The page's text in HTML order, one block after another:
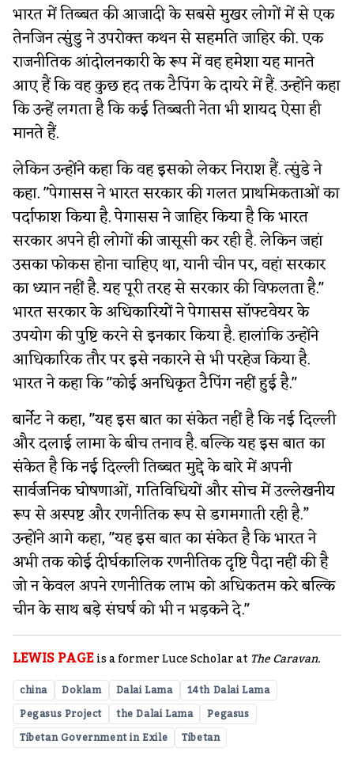
भारत में तिब्बत की आजादी के सबसे मुखर लोगों में से एक
तेनजिन त्सुंडु ने उपरोक्त कथन से सहमति जाहिर की. एक
राजनीतिक आंदोलनकारी के रूप में वह हमेशा यह मानते
आए हैं कि वह कुछ हद तक टैपिंग के दायरे में हैं. उन्होंने कहा
कि उन्हें लगता है कि कई तिब्बती नेता भी शायद ऐसा ही
मानते हैं.
लेकिन उन्होंने कहा कि वह इसको लेकर निराश हैं. त्सुंडे ने
कहा. "पेगासस ने भारत सरकार की गलत प्राथमिकताओं का
पर्दाफाश किया है. पेगासस ने जाहिर किया है कि भारत
सरकार अपने ही लोगों की जासूसी कर रही है. लेकिन जहां
उसका फोकस होना चाहिए था, यानी चीन पर, वहां सरकार
का ध्यान नहीं है. यह पूरी तरह से सरकार की विफलता है."
भारत सरकार के अधिकारियों ने पेगासस सॉफ्टवेयर के
उपयोग की पुष्टि करने से इनकार किया है. हालांकि उन्होंने
आधिकारिक तौर पर इसे नकारने से भी परहेज किया है.
भारत ने कहा कि "कोई अनधिकृत टैपिंग नहीं हुई है."
बार्नेट ने कहा, "यह इस बात का संकेत नहीं है कि नई दिल्ली
और दलाई लामा के बीच तनाव है. बल्कि यह इस बात का
संकेत है कि नई दिल्ली तिब्बत मुद्दे के बारे में अपनी
सार्वजनिक घोषणाओं, गतिविधियों और सोच में उल्लेखनीय
रूप से अस्पष्ट और रणनीतिक रूप से डगमगाती रही है.”
उन्होंने आगे कहा, "यह इस बात का संकेत है कि भारत ने
अभी तक कोई दीर्घकालिक रणनीतिक दृष्टि पैदा नहीं की है
जो न केवल अपने रणनीतिक लाभ को अधिकतम करे बल्कि
चीन के साथ बड़े संघर्ष को भी न भड़कने दे."
LEWIS PAGEis a former Luce Scholar at The Caravan.
china Doklam Dalai Lama
14th Dalai Lama
Pegasus Project
the Dalai Lama
Pegasus
Tibetan Government in Exile
Tibetan